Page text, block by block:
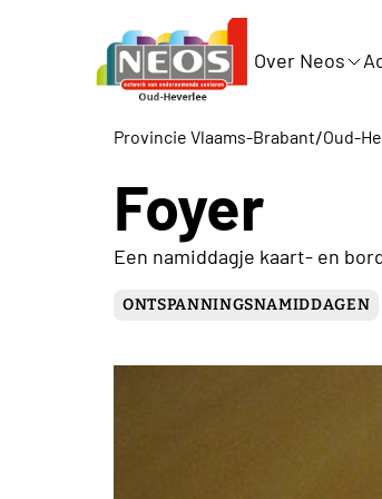
Over Neos
Provincie Vlaams-Brabant/Oud-
Foyer
Een namiddagje kaart- en
ONTSPANNINGSNAMIDDAGEN